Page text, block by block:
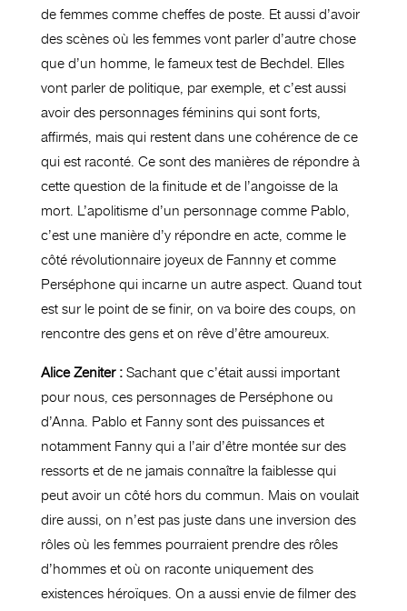
de femmes comme cheffes de poste. Et aussi d’avoir
des scènes où les femmes vont parler d’autre chose
que d’un homme, le fameux test de Bechdel. Elles
vont parler de politique, par exemple, et c’est aussi
avoir des personnages féminins qui sont forts,
affirmés, mais qui restent dans une cohérence de ce
qui est raconté. Ce sont des manières de répondre à
cette question de la finitude et de l’angoisse de la
mort. L’apolitisme d’un personnage comme Pablo,
c’est une manière d’y répondre en acte, comme le
côté révolutionnaire joyeux de Fannny et comme
Perséphone qui incarne un autre aspect. Quand tout
est sur le point de se finir, on va boire des coups, on
rencontre des gens et on rêve d’être amoureux.
Alice Zeniter : Sachant que c’était aussi important
pour nous, ces personnages de Perséphone ou
d’Anna. Pablo et Fanny sont des puissances et
notamment Fanny qui a l’air d’être montée sur des
ressorts et de ne jamais connaître la faiblesse qui
peut avoir un côté hors du commun. Mais on voulait
dire aussi, on n’est pas juste dans une inversion des
rôles où les femmes pourraient prendre des rôles
d’hommes et où on raconte uniquement des
existences héroïques. On a aussi envie de filmer des